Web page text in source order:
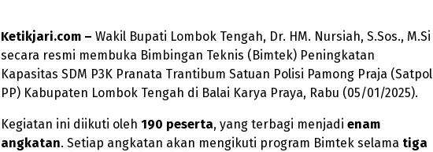
Ketikjari.com – Wakil Bupati Lombok Tengah, Dr. HM. Nursiah, S.Sos., M.Si
secara resmi membuka Bimbingan Teknis (Bimtek) Peningkatan
Kapasitas SDM P3K Pranata Trantibum Satuan Polisi Pamong Praja (Satpol
PP) Kabupaten Lombok Tengah di Balai Karya Praya, Rabu (05/01/2025).
Kegiatan ini diikuti oleh 190 peserta, yang terbagi menjadi enam
angkatan. Setiap angkatan akan mengikuti program Bimtek selama tiga